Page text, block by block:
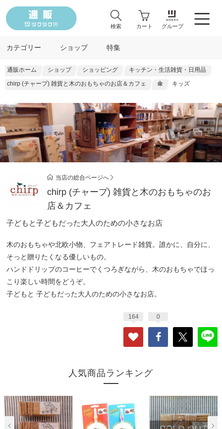
検索 カート グループ
カテゴリー ショップ 特集
通販ホーム ショップ ショッピング
キッチン・生活雑貨・日用品
chirp (チャープ) 雑貨と木のおもちゃのお店＆カフェ
傘 キッズ
当店の総合ページへ
chirp (チャープ) 雑貨と木のおもちゃのお
店＆カフェ
子どもと子どもだった大人のための小さなお店
木のおもちゃや北欧小物、フェアトレード雑貨。誰かに、自分に、
そっと贈りたくなる優しいもの。
ハンドドリップのコーヒーでくつろぎながら、木のおもちゃでほっ
こり楽しい時間をどうぞ。
子どもと 子どもだった大人のための小さなお店。
164 0
人気商品ランキング